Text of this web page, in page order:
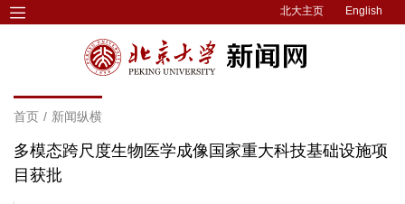
北大主页 English
首页 / 新闻纵横
多模态跨尺度生物医学成像国家重大科技基础设施项
目获批